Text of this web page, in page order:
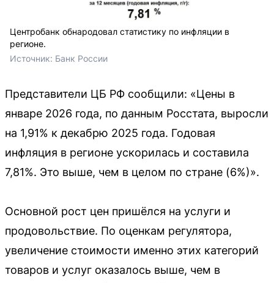
Центробанк обнародовал статистику по инфляции в
регионе.
Источник: Банк России
Представители ЦБ РФ сообщили: «Цены в
январе 2026 года, по данным Росстата, выросли
на 1,91% к декабрю 2025 года. Годовая
инфляция в регионе ускорилась и составила
7,81%. Это выше, чем в целом по стране (6%)».
Основной рост цен пришёлся на услуги и
продовольствие. По оценкам регулятора,
увеличение стоимости именно этих категорий
товаров и услуг оказалось выше, чем в